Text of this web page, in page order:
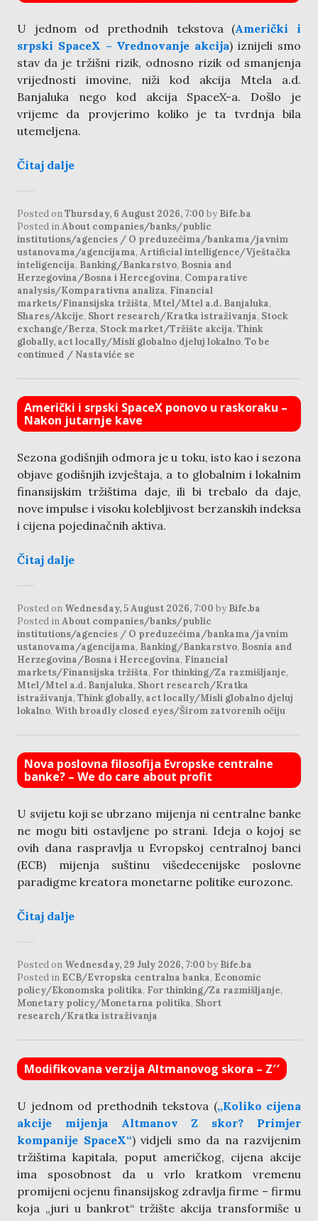
U jednom od prethodnih tekstova (Američki i
srpski SpaceX – Vrednovanje akcija) iznijeli smo
stav da je tržišni rizik, odnosno rizik od smanjenja
vrijednosti imovine, niži kod akcija Mtela a.d.
Banjaluka nego kod akcija SpaceX-a. Došlo je
vrijeme da provjerimo koliko je ta tvrdnja bila
utemeljena.
Čitaj dalje
Posted onThursday, 6 August 2026, 7:00 by Bife.ba
Posted inAbout companies/banks/public
institutions/agencies / O preduzećima/bankama/javnim
ustanovama/agencijama, Artificial intelligence/Vještačka
inteligencija, Banking/Bankarstvo, Bosnia and
Herzegovina/Bosna i Hercegovina, Comparative
analysis/Komparativna analiza, Financial
markets/Finansijska tržišta, Mtel/Mtel a.d. Banjaluka,
Shares/Akcije, Short research/Kratka istraživanja, Stock
exchange/Berza, Stock market/Tržište akcija, Think
globally, act locally/Misli globalno djeluj lokalno, To be
continued / Nastaviće se
Američki i srpski SpaceX ponovo u raskoraku –
Nakon jutarnje kave
Sezona godišnjih odmora je u toku, isto kao i sezona
objave godišnjih izvještaja, a to globalnim i lokalnim
finansijskim tržištima daje, ili bi trebalo da daje,
nove impulse i visoku kolebljivost berzanskih indeksa
i cijena pojedinačnih aktiva.
Čitaj dalje
Posted on Wednesday, 5 August 2026, 7:00 by Bife.ba
Posted inAbout companies/banks/public
institutions/agencies / O preduzećima/bankama/javnim
ustanovama/agencijama, Banking/Bankarstvo, Bosnia and
Herzegovina/Bosna i Hercegovina, Financial
markets/Finansijska tržišta, For thinking/Za razmišljanje,
Mtel/Mtel a.d. Banjaluka, Short research/Kratka
istraživanja, Think globally, act locally/Misli globalno djeluj
lokalno, With broadly closed eyes/Širom zatvorenih očiju
Nova poslovna filosofija Evropske centralne
banke? – We do care about profit
U svijetu koji se ubrzano mijenja ni centralne banke
ne mogu biti ostavljene po strani. Ideja o kojoj se
ovih dana raspravlja u Evropskoj centralnoj banci
(ECB) mijenja suštinu višedecenijske poslovne
paradigme kreatora monetarne politike eurozone.
Čitaj dalje
Posted on Wednesday, 29 July 2026, 7:00 by Bife.ba
Posted in ECB/Evropska centralna banka, Economic
policy/Ekonomska politika, For thinking/Za razmišljanje,
Monetary policy/Monetarna politika, Short
research/Kratka istraživanja
Modifikovana verzija Altmanovog skora – Z′′
U jednom od prethodnih tekstova („Koliko cijena
akcije mijenja Altmanov Z skor? Primjer
kompanije SpaceX“) vidjeli smo da na razvijenim
tržištima kapitala, poput američkog, cijena akcije
ima sposobnost da u vrlo kratkom vremenu
promijeni ocjenu finansijskog zdravlja firme – firmu
koja „juri u bankrot“ tržište akcija transformiše u